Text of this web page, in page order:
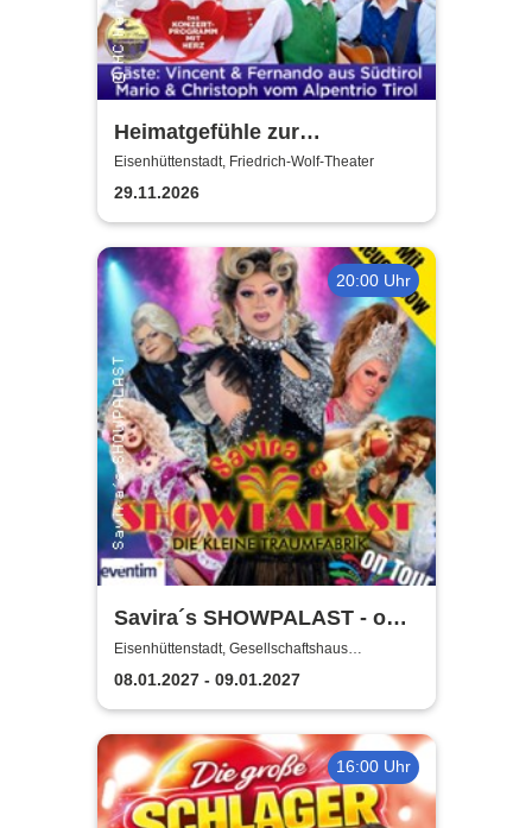
Heimatgefühle zur
Weihnachtszeit 2026 - Das
Konzertprogramm mit Herz
Eisenhüttenstadt, Friedrich-Wolf-Theater
29.11.2026
20:00 Uhr
Savira´s SHOWPALAST - on
Tour / Die bunte Travestie -
Varieté - Revue
Eisenhüttenstadt, Gesellschaftshaus
Schleicher
08.01.2027 - 09.01.2027
16:00 Uhr